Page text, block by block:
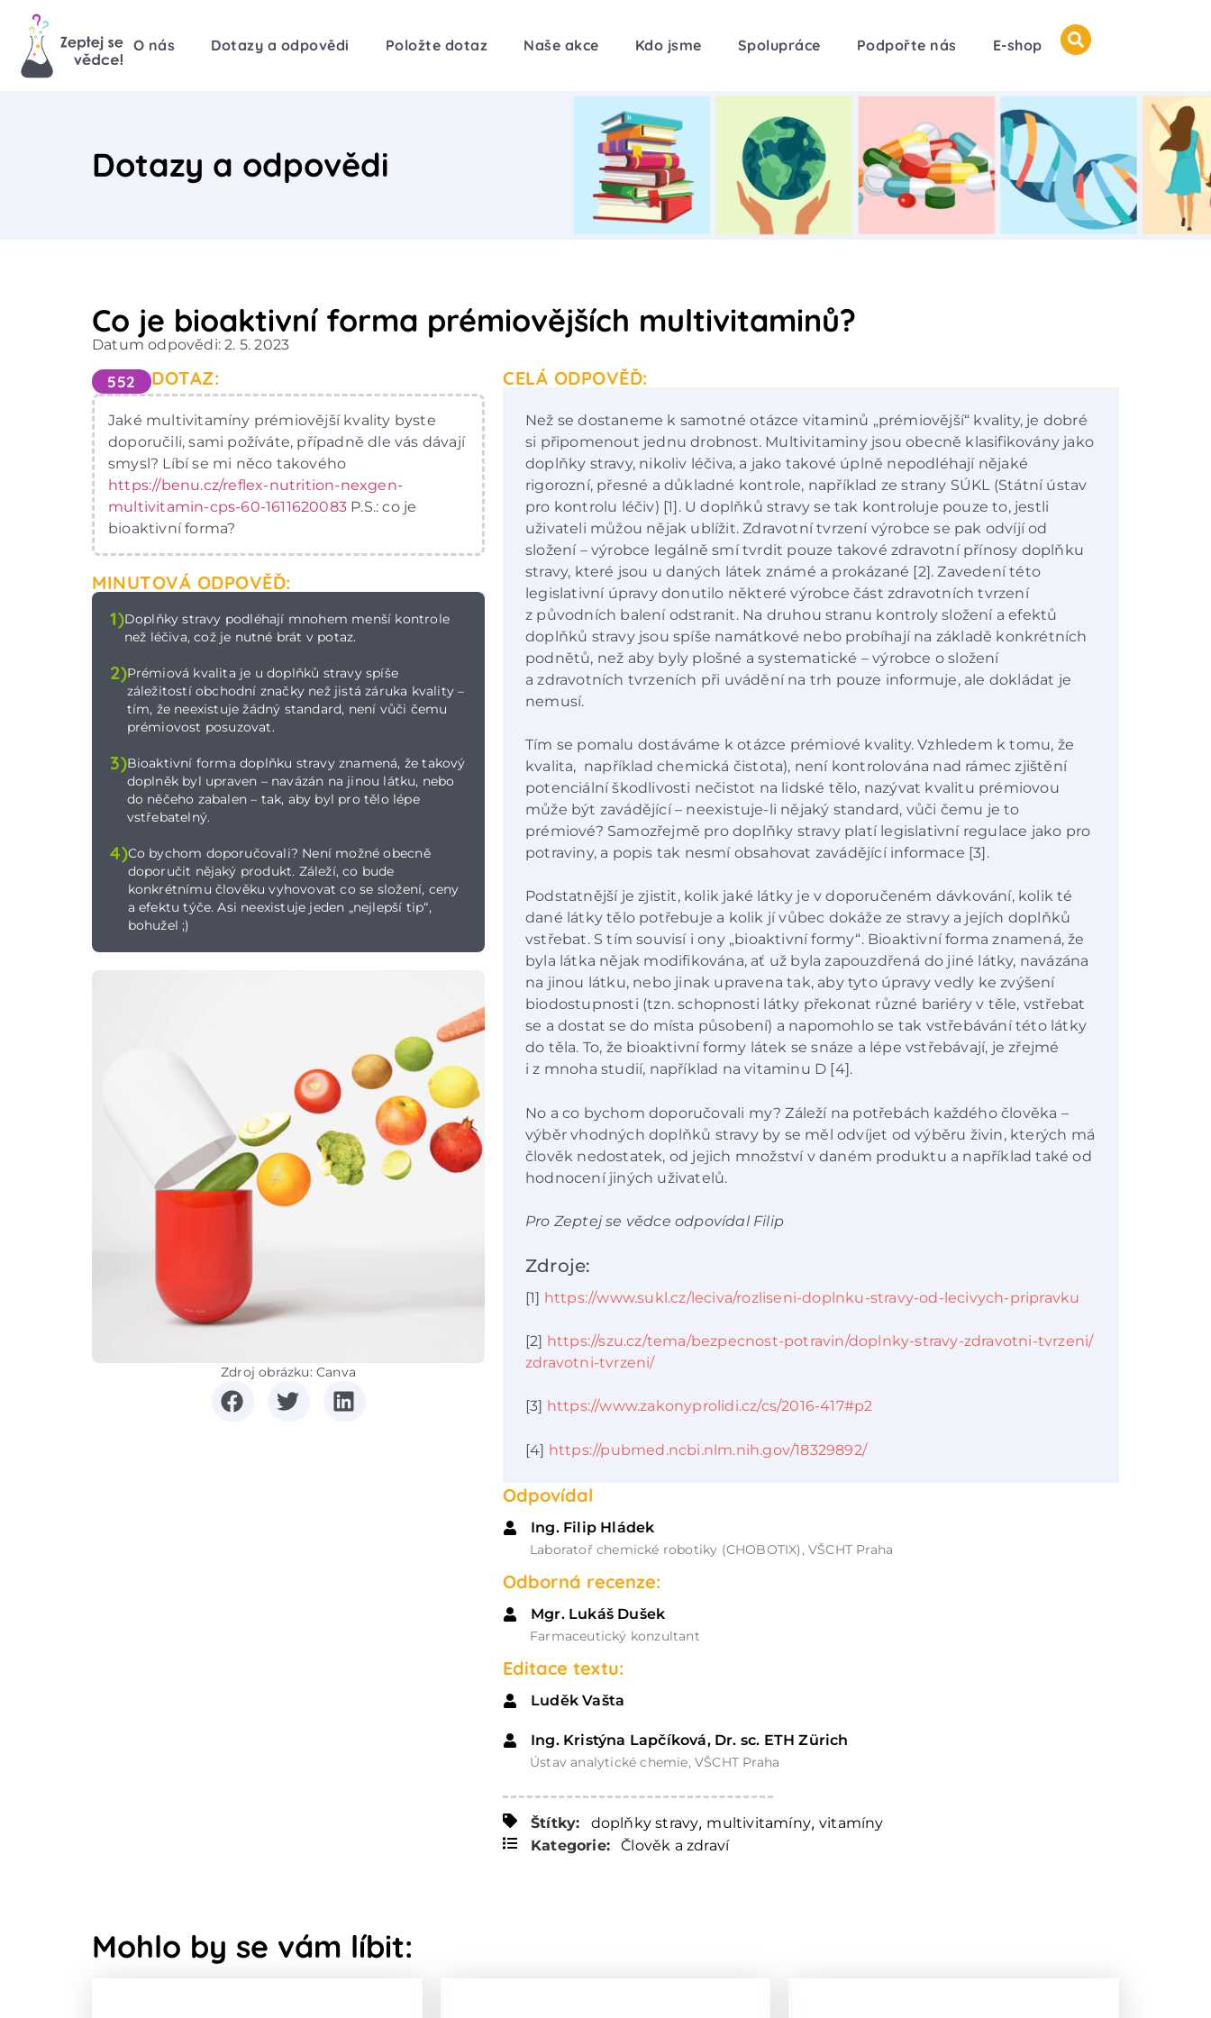
O nás Dotazy a odpovědi Položte dotaz Naše akce Kdo jsme Spolupráce Podpořte nás E-shop
Dotazy a odpovědi
Co je bioaktivní forma prémiovějších multivitaminů?
Datum odpovědi: 2. 5. 2023
552 DOTAZ:
Jaké multivitamíny prémiovější kvality byste
doporučili, sami požíváte, případně dle vás dávají
smysl? Líbí se mi něco takového
https://benu.cz/reflex-nutrition-nexgen-
multivitamin-cps-60-1611620083 P.S.: co je
bioaktivní forma?
MINUTOVÁ ODPOVĚĎ:
1)Doplňky stravy podléhají mnohem menší kontrole
než léčiva, což je nutné brát v potaz.
2)Prémiová kvalita je u doplňků stravy spíše
záležitostí obchodní značky než jistá záruka kvality –
tím, že neexistuje žádný standard, není vůči čemu
prémiovost posuzovat.
3)Bioaktivní forma doplňku stravy znamená, že takový
doplněk byl upraven – navázán na jinou látku, nebo
do něčeho zabalen – tak, aby byl pro tělo lépe
vstřebatelný.
4)Co bychom doporučovali? Není možné obecně
doporučit nějaký produkt. Záleží, co bude
konkrétnímu člověku vyhovovat co se složení, ceny
a efektu týče. Asi neexistuje jeden „nejlepší tip“,
bohužel ;)
Zdroj obrázku: Canva
CELÁ ODPOVĚĎ:
Než se dostaneme k samotné otázce vitaminů „prémiovější“ kvality, je dobré
si připomenout jednu drobnost. Multivitaminy jsou obecně klasifikovány jako
doplňky stravy, nikoliv léčiva, a jako takové úplně nepodléhají nějaké
rigorozní, přesné a důkladné kontrole, například ze strany SÚKL (Státní ústav
pro kontrolu léčiv) [1]. U doplňků stravy se tak kontroluje pouze to, jestli
uživateli můžou nějak ublížit. Zdravotní tvrzení výrobce se pak odvíjí od
složení – výrobce legálně smí tvrdit pouze takové zdravotní přínosy doplňku
stravy, které jsou u daných látek známé a prokázané [2]. Zavedení této
legislativní úpravy donutilo některé výrobce část zdravotních tvrzení
z původních balení odstranit. Na druhou stranu kontroly složení a efektů
doplňků stravy jsou spíše namátkové nebo probíhají na základě konkrétních
podnětů, než aby byly plošné a systematické – výrobce o složení
a zdravotních tvrzeních při uvádění na trh pouze informuje, ale dokládat je
nemusí.
Tím se pomalu dostáváme k otázce prémiové kvality. Vzhledem k tomu, že
kvalita, například chemická čistota), není kontrolována nad rámec zjištění
potenciální škodlivosti nečistot na lidské tělo, nazývat kvalitu prémiovou
může být zavádějící – neexistuje-li nějaký standard, vůči čemu je to
prémiové? Samozřejmě pro doplňky stravy platí legislativní regulace jako pro
potraviny, a popis tak nesmí obsahovat zavádějící informace [3].
Podstatnější je zjistit, kolik jaké látky je v doporučeném dávkování, kolik té
dané látky tělo potřebuje a kolik jí vůbec dokáže ze stravy a jejích doplňků
vstřebat. S tím souvisí i ony „bioaktivní formy“. Bioaktivní forma znamená, že
byla látka nějak modifikována, ať už byla zapouzdřená do jiné látky, navázána
na jinou látku, nebo jinak upravena tak, aby tyto úpravy vedly ke zvýšení
biodostupnosti (tzn. schopnosti látky překonat různé bariéry v těle, vstřebat
se a dostat se do místa působení) a napomohlo se tak vstřebávání této látky
do těla. To, že bioaktivní formy látek se snáze a lépe vstřebávají, je zřejmé
i z mnoha studií, například na vitaminu D [4].
No a co bychom doporučovali my? Záleží na potřebách každého člověka –
výběr vhodných doplňků stravy by se měl odvíjet od výběru živin, kterých má
člověk nedostatek, od jejich množství v daném produktu a například také od
hodnocení jiných uživatelů.
Pro Zeptej se vědce odpovídal Filip
Zdroje:
[1] https://www.sukl.cz/leciva/rozliseni-doplnku-stravy-od-lecivych-pripravku
[2] https://szu.cz/tema/bezpecnost-potravin/doplnky-stravy-zdravotni-tvrzeni/
zdravotni-tvrzeni/
[3] https://www.zakonyprolidi.cz/cs/2016-417#p2
[4] https://pubmed.ncbi.nlm.nih.gov/18329892/
Odpovídal
Ing. Filip Hládek
Laboratoř chemické robotiky (CHOBOTIX), VŠCHT Praha
Odborná recenze:
Mgr. Lukáš Dušek
Farmaceutický konzultant
Editace textu:
Luděk Vašta
Ing. Kristýna Lapčíková, Dr. sc. ETH Zürich
Ústav analytické chemie, VŠCHT Praha
Štítky: doplňky stravy, multivitamíny, vitamíny
Kategorie:
Člověk a zdraví
Mohlo by se vám líbit: